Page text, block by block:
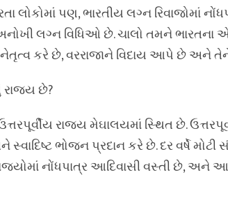
પણ, ભારતીય લગ્ન રિવાજોમાં
લગ્ન વિધિઓ છે. ચાલો તમને
કરે છે, વરરાજાને વિદાય આપે છે અને
છે?
રાજ્ય મેઘાલયમાં સ્થિત છે.
ભોજન પ્રદાન કરે છે. દર વર્ષે
નોંધપાત્ર આદિવાસી વસ્તી છે, અને